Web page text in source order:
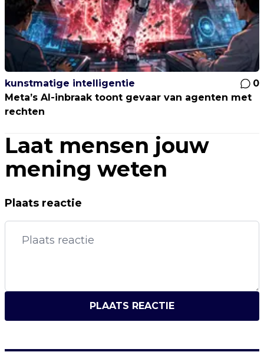
kunstmatige intelligentie
0
Meta’s AI-inbraak toont gevaar van agenten met
rechten
Laat mensen jouw
mening weten
Plaats reactie
PLAATS REACTIE